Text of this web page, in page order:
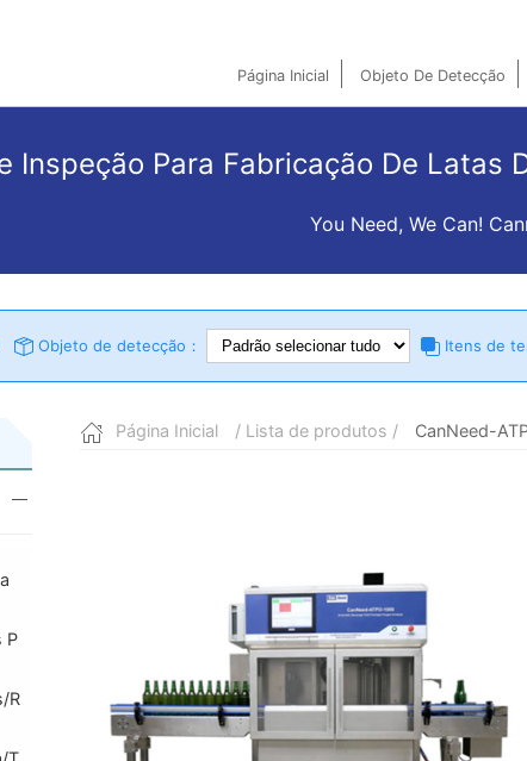
Página Inicial Objeto De Detecção
Inspeção Para Fabricação De Latas
You Need, We Can!
Objeto de detecção： Itens de
P
r
Página Inicial / Lista de produtos / CanNeed-